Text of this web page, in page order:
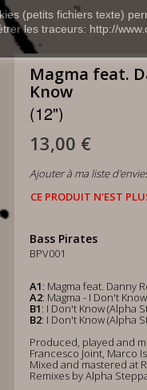
(petits fichiers texte)
les traceurs: http://
Magma feat.
Know
(12")
13,00 €
Ajouter à ma liste
CE PRODUIT N'EST
Bass Pirates
BPV001
A1: Magma feat. Danny
A2: Magma - I Don't
B1: I Don't Know (Alpha
B2: I Don't Know (Alpha
Produced, played and
Francesco Joint, Marco
Mixed and mastered at
Remixes by Alpha